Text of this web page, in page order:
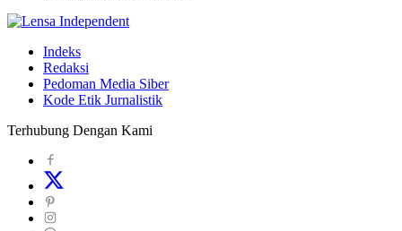
Indeks
Redaksi
Pedoman Media Siber
Kode Etik Jurnalistik
Terhubung Dengan Kami